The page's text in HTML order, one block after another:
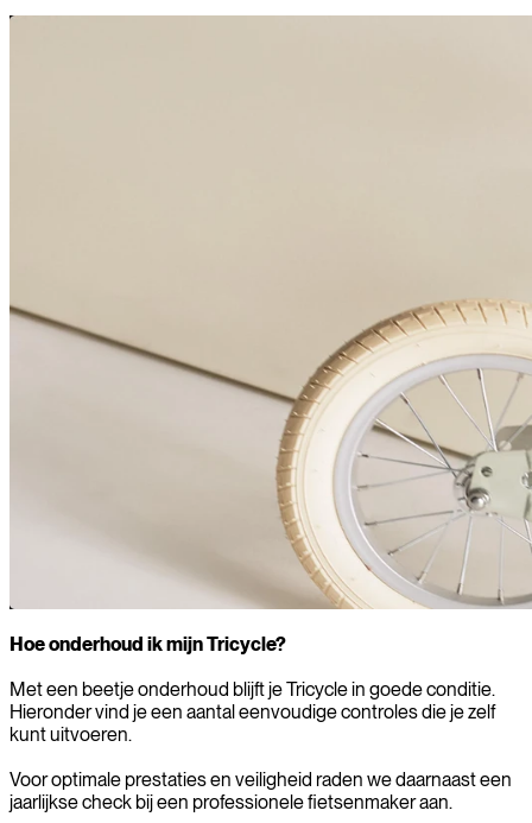
Hoe onderhoud ik mijn Tricycle?
Met een beetje onderhoud blijft je Tricycle in goede conditie.
Hieronder vind je een aantal eenvoudige controles die je zelf
kunt uitvoeren.
Voor optimale prestaties en veiligheid raden we daarnaast een
jaarlijkse check bij een professionele fietsenmaker aan.